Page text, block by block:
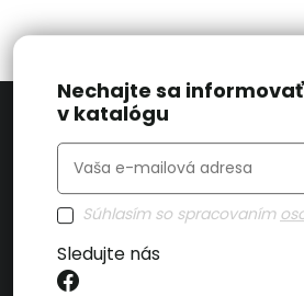
Nechajte sa
v katalógu
Súhlasím so spracovaním
Sledujte nás